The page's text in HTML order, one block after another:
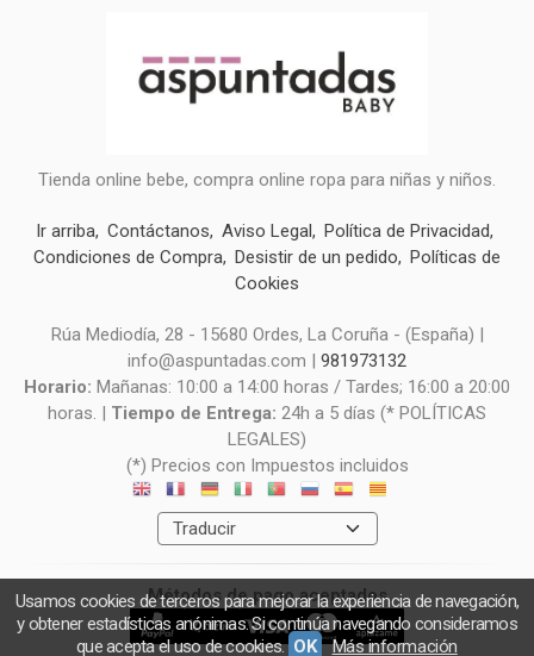
Tienda online bebe, compra online ropa para niñas y niños.
Ir arriba Contáctanos Aviso Legal
Política de Privacidad
Condiciones de Compra Desistir de un pedido
Políticas de
Cookies
Rúa Mediodía, 28 - 15680 Ordes, La Coruña - (España) |
info@aspuntadas.com | 981973132
Horario: Mañanas: 10:00 a 14:00 horas / Tardes; 16:00 a 20:00
horas. | Tiempo de Entrega: 24h a 5 días (* POLÍTICAS
LEGALES)
(*) Precios con Impuestos incluidos
Métodos de pago aceptados
Usamos cookies de terceros para mejorar la experiencia de navegación,
y obtener estadísticas anónimas. Si continúa navegando consideramos
que acepta el uso de cookies. OK Más información